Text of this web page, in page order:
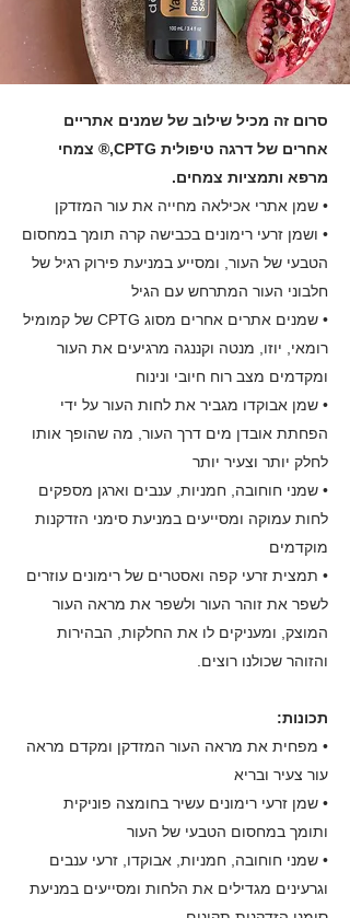
סרום זה מכיל שילוב של שמנים אתריים
אחרים של דרגה טיפולית CPTG,® צמחי
מרפא ותמציות צמחים.
• שמן אתרי אכילאה מחייה את עור המזדקן
• ושמן זרעי רימונים בכבישה קרה תומך במחסום
הטבעי של העור, ומסייע במניעת פירוק רגיל של
חלבוני העור המתרחש עם הגיל
• שמנים אתרים אחרים מסוג CPTG של קמומיל
רומאי, יוזו, מנטה וקננגה מרגיעים את העור
ומקדמים מצב רוח חיובי ונינוח
• שמן אבוקדו מגביר את לחות העור על ידי
הפחתת אובדן מים דרך העור, מה שהופך אותו
לחלק יותר וצעיר יותר
• שמני חוחובה, חמניות, ענבים וארגן מספקים
לחות עמוקה ומסייעים במניעת סימני הזדקנות
מוקדמים
• תמצית זרעי קפה ואסטרים של רימונים עוזרים
לשפר את זוהר העור ולשפר את מראה העור
המוצק, ומעניקים לו את החלקות, הבהירות
והזוהר שכולנו רוצים.
תכונות:
• מפחית את מראה העור המזדקן ומקדם מראה
עור צעיר ובריא
• שמן זרעי רימונים עשיר בחומצה פוניקית
ותומך במחסום הטבעי של העור
• שמני חוחובה, חמניות, אבוקדו, זרעי ענבים
וגרעינים מגדילים את הלחות ומסייעים במניעת